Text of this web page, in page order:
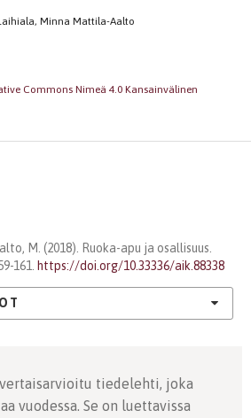
Minna Mattila-Aalto
Commons Nimeä 4.0 Kansainvälinen
M. (2018). Ruoka-apu ja osallisuus.
161. https://doi.org/10.33336/aik.88338
tiedelehti, joka
vuodessa. Se on luettavissa